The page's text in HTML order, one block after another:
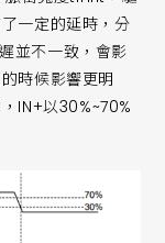
一定的延時，分
並不一致，會影
時候影響更明
IN+以30%~70%